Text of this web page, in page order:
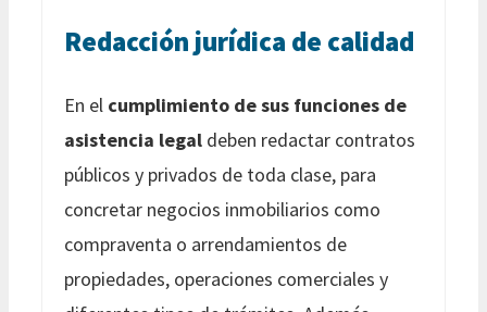
Redacción jurídica de calidad
En el cumplimiento de sus funciones de
asistencia legal deben redactar contratos
públicos y privados de toda clase, para
concretar negocios inmobiliarios como
compraventa o arrendamientos de
propiedades, operaciones comerciales y